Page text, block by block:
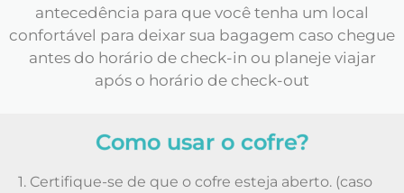
antecedência para que você tenha um local
confortável para deixar sua bagagem caso chegue
antes do horário de check-in ou planeje viajar
após o horário de check-out
Como usar o cofre?
1. Certifique-se de que o cofre esteja aberto. (caso